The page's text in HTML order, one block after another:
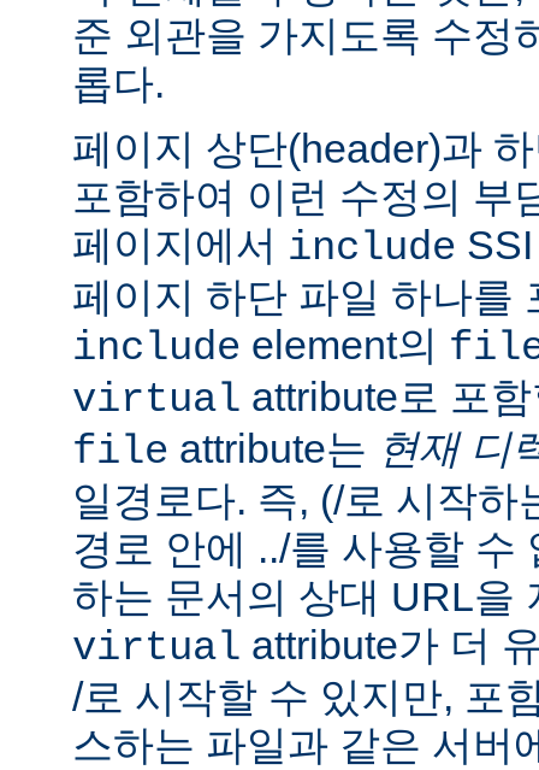
준 외관을 가지도록 수정
롭다.
페이지 상단(header)과
포함하여 이런 수정의 부
페이지에서 include
페이지 하단 파일 하나를
include element의
virtual attribute로 포
file attribute는 현재 디
일경로다. 즉, (/로 시작하
경로 안에 ../를 사용할 수
하는 문서의 상대 URL을
virtual attribute가 더
/로 시작할 수 있지만, 포
스하는 파일과 같은 서버